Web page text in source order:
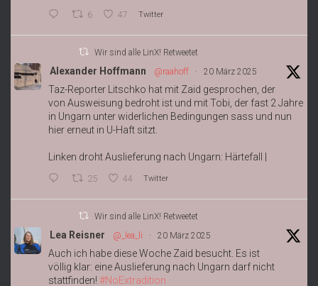
6 47 Twitter
Wir sind alle LinX! Retweetet
Alexander Hoffmann @raahoff · 20 März 2025
Taz-Reporter Litschko hat mit Zaid gesprochen, der
von Ausweisung bedroht ist und mit Tobi, der fast 2 Jahre
in Ungarn unter widerlichen Bedingungen sass und nun
hier erneut in U-Haft sitzt.
Linken droht Auslieferung nach Ungarn: Härtefall |
25 44 Twitter
Wir sind alle LinX! Retweetet
Lea Reisner @_lea_li · 20 März 2025
Auch ich habe diese Woche Zaid besucht. Es ist
völlig klar: eine Auslieferung nach Ungarn darf nicht
stattfinden! #NoExtradition